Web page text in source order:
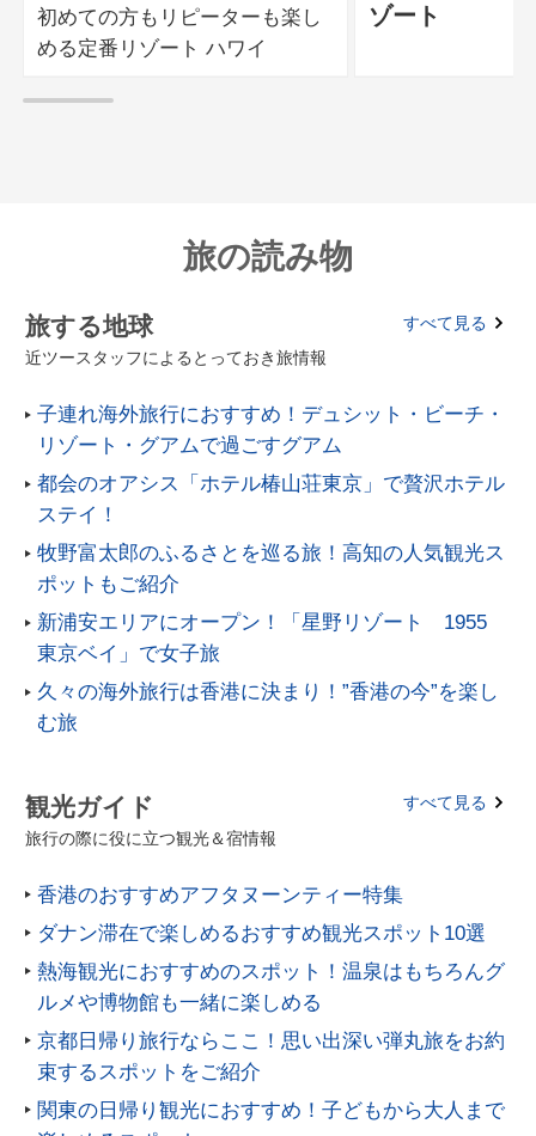
初めての方もリピーターも楽し
める定番リゾート ハワイ
ゾート
旅の読み物
旅する地球
すべて見る
近ツースタッフによるとっておき旅情報
子連れ海外旅行におすすめ！デュシット・ビーチ・
リゾート・グアムで過ごすグアム
都会のオアシス「ホテル椿山荘東京」で贅沢ホテル
ステイ！
牧野富太郎のふるさとを巡る旅！高知の人気観光ス
ポットもご紹介
新浦安エリアにオープン！「星野リゾート 1955
東京ベイ」で女子旅
久々の海外旅行は香港に決まり！”香港の今”を楽し
む旅
観光ガイド
すべて見る
旅行の際に役に立つ観光＆宿情報
香港のおすすめアフタヌーンティー特集
ダナン滞在で楽しめるおすすめ観光スポット10選
熱海観光におすすめのスポット！温泉はもちろんグ
ルメや博物館も一緒に楽しめる
京都日帰り旅行ならここ！思い出深い弾丸旅をお約
束するスポットをご紹介
関東の日帰り観光におすすめ！子どもから大人まで